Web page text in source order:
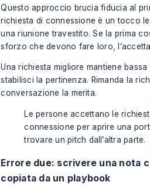
Questo approccio brucia fiducia al
richiesta di connessione è un tocco
una riunione travestito. Se la prima
sforzo che devono fare loro,
Una richiesta migliore mantiene bassa
stabilisci la pertinenza. Rimanda la
conversazione la merita.
Le persone accettano le
connessione per aprire una
trovare un pitch dall’altra parte.
Errore due: scrivere una nota
copiata da un playbook